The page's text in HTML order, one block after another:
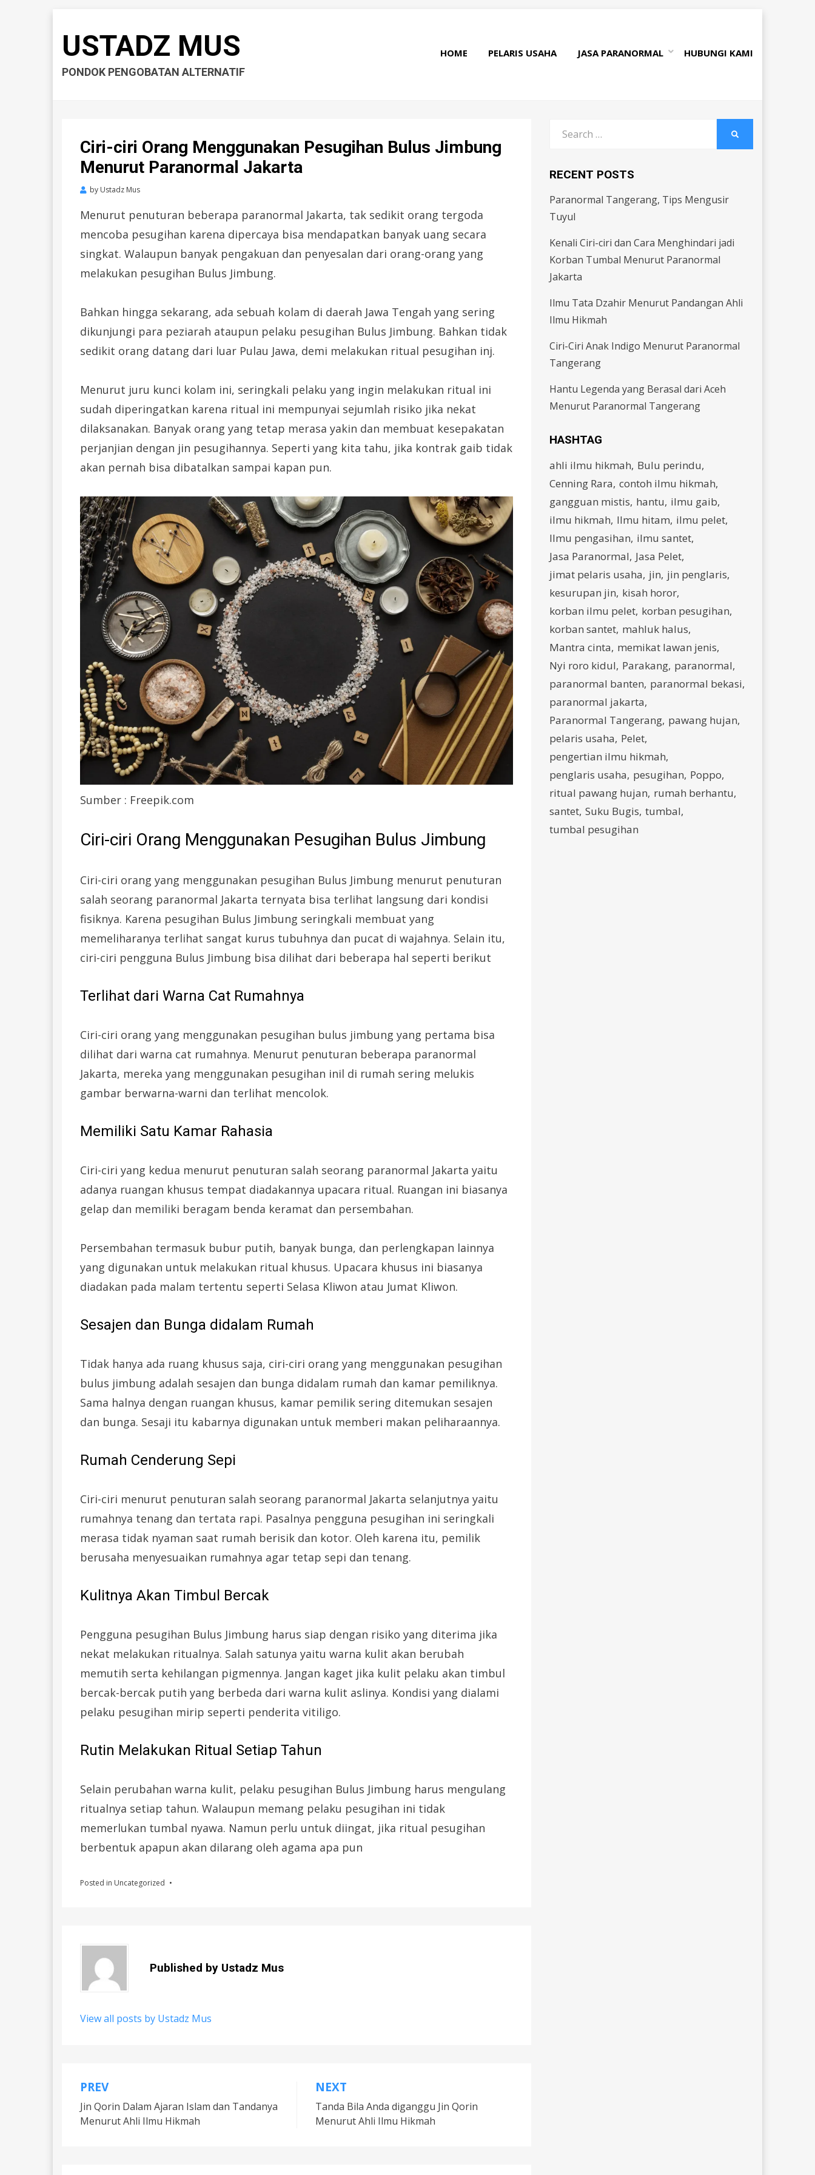
USTADZ MUS
PONDOK PENGOBATAN ALTERNATIF
HOME PELARIS USAHA JASA PARANORMAL HUBUNGI KAMI
Ciri-ciri Orang Menggunakan Pesugihan Bulus Jimbung
Menurut Paranormal Jakarta
by Ustadz Mus
Menurut penuturan beberapa paranormal Jakarta, tak sedikit orang tergoda
mencoba pesugihan karena dipercaya bisa mendapatkan banyak uang secara
singkat. Walaupun banyak pengakuan dan penyesalan dari orang-orang yang
melakukan pesugihan Bulus Jimbung.
Bahkan hingga sekarang, ada sebuah kolam di daerah Jawa Tengah yang sering
dikunjungi para peziarah ataupun pelaku pesugihan Bulus Jimbung. Bahkan tidak
sedikit orang datang dari luar Pulau Jawa, demi melakukan ritual pesugihan inj.
Menurut juru kunci kolam ini, seringkali pelaku yang ingin melakukan ritual ini
sudah diperingatkan karena ritual ini mempunyai sejumlah risiko jika nekat
dilaksanakan. Banyak orang yang tetap merasa yakin dan membuat kesepakatan
perjanjian dengan jin pesugihannya. Seperti yang kita tahu, jika kontrak gaib tidak
akan pernah bisa dibatalkan sampai kapan pun.
Sumber : Freepik.com
Ciri-ciri Orang Menggunakan Pesugihan Bulus Jimbung
Ciri-ciri orang yang menggunakan pesugihan Bulus Jimbung menurut penuturan
salah seorang paranormal Jakarta ternyata bisa terlihat langsung dari kondisi
fisiknya. Karena pesugihan Bulus Jimbung seringkali membuat yang
memeliharanya terlihat sangat kurus tubuhnya dan pucat di wajahnya. Selain itu,
ciri-ciri pengguna Bulus Jimbung bisa dilihat dari beberapa hal seperti berikut
Terlihat dari Warna Cat Rumahnya
Ciri-ciri orang yang menggunakan pesugihan bulus jimbung yang pertama bisa
dilihat dari warna cat rumahnya. Menurut penuturan beberapa paranormal
Jakarta, mereka yang menggunakan pesugihan inil di rumah sering melukis
gambar berwarna-warni dan terlihat mencolok.
Memiliki Satu Kamar Rahasia
Ciri-ciri yang kedua menurut penuturan salah seorang paranormal Jakarta yaitu
adanya ruangan khusus tempat diadakannya upacara ritual. Ruangan ini biasanya
gelap dan memiliki beragam benda keramat dan persembahan.
Persembahan termasuk bubur putih, banyak bunga, dan perlengkapan lainnya
yang digunakan untuk melakukan ritual khusus. Upacara khusus ini biasanya
diadakan pada malam tertentu seperti Selasa Kliwon atau Jumat Kliwon.
Sesajen dan Bunga didalam Rumah
Tidak hanya ada ruang khusus saja, ciri-ciri orang yang menggunakan pesugihan
bulus jimbung adalah sesajen dan bunga didalam rumah dan kamar pemiliknya.
Sama halnya dengan ruangan khusus, kamar pemilik sering ditemukan sesajen
dan bunga. Sesaji itu kabarnya digunakan untuk memberi makan peliharaannya.
Rumah Cenderung Sepi
Ciri-ciri menurut penuturan salah seorang paranormal Jakarta selanjutnya yaitu
rumahnya tenang dan tertata rapi. Pasalnya pengguna pesugihan ini seringkali
merasa tidak nyaman saat rumah berisik dan kotor. Oleh karena itu, pemilik
berusaha menyesuaikan rumahnya agar tetap sepi dan tenang.
Kulitnya Akan Timbul Bercak
Pengguna pesugihan Bulus Jimbung harus siap dengan risiko yang diterima jika
nekat melakukan ritualnya. Salah satunya yaitu warna kulit akan berubah
memutih serta kehilangan pigmennya. Jangan kaget jika kulit pelaku akan timbul
bercak-bercak putih yang berbeda dari warna kulit aslinya. Kondisi yang dialami
pelaku pesugihan mirip seperti penderita vitiligo.
Rutin Melakukan Ritual Setiap Tahun
Selain perubahan warna kulit, pelaku pesugihan Bulus Jimbung harus mengulang
ritualnya setiap tahun. Walaupun memang pelaku pesugihan ini tidak
memerlukan tumbal nyawa. Namun perlu untuk diingat, jika ritual pesugihan
berbentuk apapun akan dilarang oleh agama apa pun
Posted in Uncategorized
Published by Ustadz Mus
View all posts by Ustadz Mus
Post
navigation
PREV
Jin Qorin Dalam Ajaran Islam dan Tandanya
Menurut Ahli Ilmu Hikmah
NEXT
Tanda Bila Anda diganggu Jin Qorin
Menurut Ahli Ilmu Hikmah
RECENT POSTS
Paranormal Tangerang, Tips Mengusir
Tuyul
Kenali Ciri-ciri dan Cara Menghindari jadi
Korban Tumbal Menurut Paranormal
Jakarta
Ilmu Tata Dzahir Menurut Pandangan Ahli
Ilmu Hikmah
Ciri-Ciri Anak Indigo Menurut Paranormal
Tangerang
Hantu Legenda yang Berasal dari Aceh
Menurut Paranormal Tangerang
HASHTAG
ahli ilmu hikmah Bulu perindu
Cenning Rara contoh ilmu hikmah
gangguan mistis hantu ilmu gaib
ilmu hikmah Ilmu hitam ilmu pelet
Ilmu pengasihan ilmu santet
Jasa Paranormal Jasa Pelet
jimat pelaris usaha jin jin penglaris
kesurupan jin kisah horor
korban ilmu pelet korban pesugihan
korban santet mahluk halus
Mantra cinta memikat lawan jenis
Nyi roro kidul Parakang paranormal
paranormal banten paranormal bekasi
paranormal jakarta
Paranormal Tangerang pawang hujan
pelaris usaha Pelet
pengertian ilmu hikmah
penglaris usaha pesugihan Poppo
ritual pawang hujan rumah berhantu
santet Suku Bugis tumbal
tumbal pesugihan